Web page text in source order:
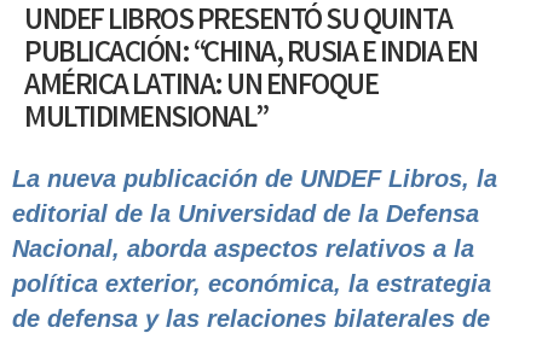
UNDEF LIBROS PRESENTÓ SU QUINTA
PUBLICACIÓN: “CHINA, RUSIA E INDIA EN
AMÉRICA LATINA: UN ENFOQUE
MULTIDIMENSIONAL”
La nueva publicación de UNDEF Libros, la
editorial de la Universidad de la Defensa
Nacional, aborda aspectos relativos a la
política exterior, económica, la estrategia
de defensa y las relaciones bilaterales de